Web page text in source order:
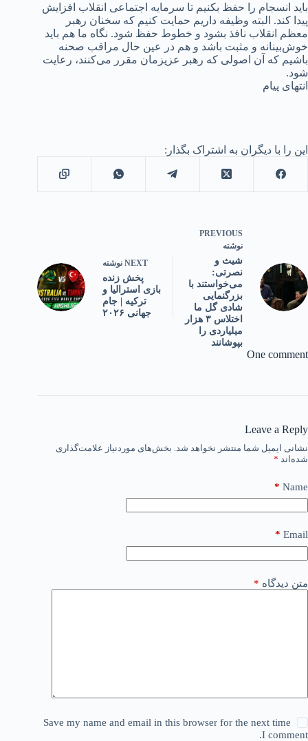
باید انسجام را حفظ بکنیم تا سرمایه اجتماعی انقلاب افزایش
پیدا کند. البته وظیفه داریم حمایت کنیم که سخنان رهبر
معظم انقلاب نافذ بشود و خطوط حفظ شود. نگاه ما هم باید
خوش‌بینانه و مثبت باشد و هم در عین حال مراقب صحنه
باشیم که آن اصولی که رهبر عزیزمان مقرر می‌کنند، رعایت
شود.
انتهای پیام
این را با دیگران به اشتراک بگذار:
PREVIOUS
نوشته
شیث و
نصرتی:
می‌خواستند با
بزرگنمایی
شادی گل ما
اختلاس ۳ هزار
میلیاردی را
بپوشانند
NEXT نوشته
پخش زنده
بازی استرالیا و
ترکیه | جام
جهانی ۲۰۲۶
One comment
Leave a Reply
نشانی ایمیل شما منتشر نخواهد شد. بخش‌های موردنیاز علامت‌گذاری
شده‌اند *
Name
*
Email
*
متن دیدگاه *
Save my name and email in this browser for the next time
I comment.